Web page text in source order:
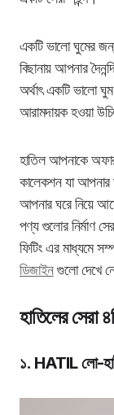
একটি ভালো ঘুমের
বিছানায় আপনার
অর্থাৎ একটি ভালো
আরামদায়ক হওয়া
হাতিল আপনাকে
কালেকশন যা
আপনার ঘরে নিয়ে
পণ্য গুলোর নির্মাণ
ফিটিং এর মাধ্যমে
ডিজাইনগুলো দেখে
হাতিলের সেরা
১. HATIL লো-